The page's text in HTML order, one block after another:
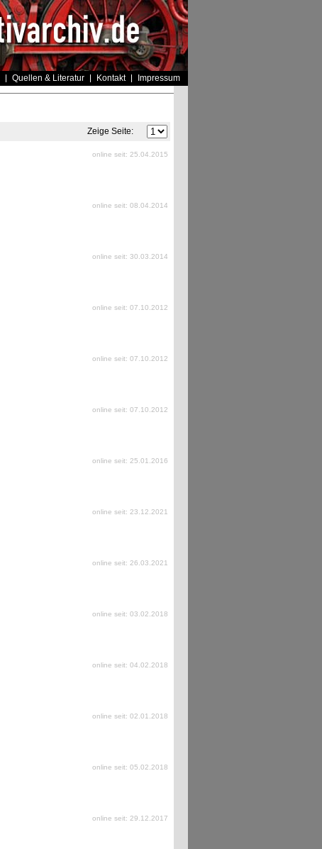
Quellen & Literatur Kontakt Impressum
Zeige Seite:
online seit: 25.04.2015
online seit: 08.04.2014
online seit: 30.03.2014
online seit: 07.10.2012
online seit: 07.10.2012
online seit: 07.10.2012
online seit: 25.01.2016
online seit: 23.12.2021
online seit: 26.03.2021
online seit: 03.02.2018
online seit: 04.02.2018
online seit: 02.01.2018
online seit: 05.02.2018
online seit: 29.12.2017